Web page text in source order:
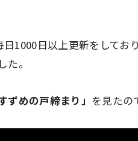
日1000日以上更新をしてお
。
すずめの戸締まり」 を見たの